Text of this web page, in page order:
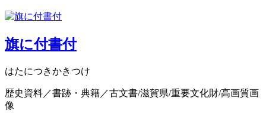
旗に付書付
はたにつきかきつけ
歴史資料／書跡・典籍／古文書/滋賀県/重要文化財/高画質画
像